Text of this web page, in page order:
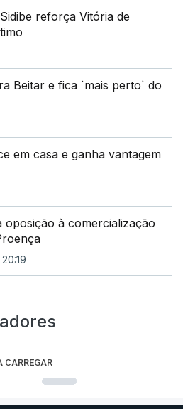
reforça Vitória de
Beitar e fica `mais perto` do
em casa e ganha vantagem
oposição à comercialização
CARREGAR